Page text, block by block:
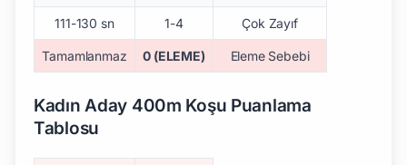
111-130 sn 1-4 Çok Zayıf
Tamamlanmaz 0 (ELEME) Eleme Sebebi
Kadın Aday 400m Koşu Puanlama
Tablosu